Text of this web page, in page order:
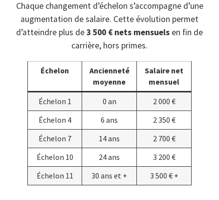
Chaque changement d’échelon s’accompagne d’une
augmentation de salaire. Cette évolution permet
d’atteindre plus de3 500 € nets mensuels en fin de
carrière, hors primes.
Échelon
Ancienneté
moyenne
Salaire net
mensuel
Échelon 1
0 an
2 000 €
Échelon 4
6 ans
2 350 €
Échelon 7
14 ans
2 700 €
Échelon 10
24 ans
3 200 €
Échelon 11
30 ans et + 3 500 € +